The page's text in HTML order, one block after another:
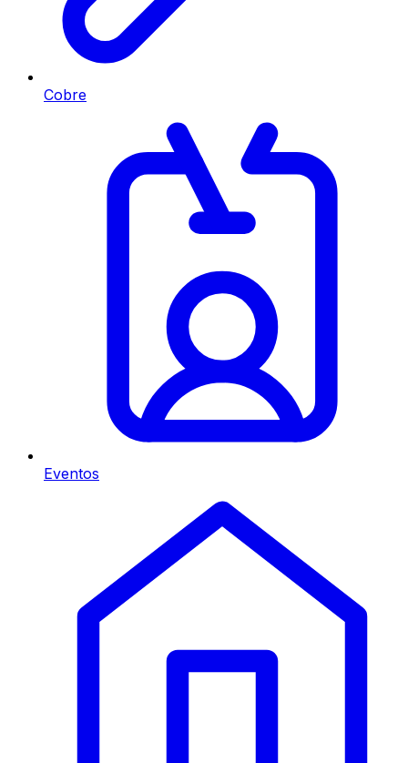
Cobre
Eventos